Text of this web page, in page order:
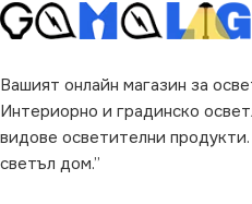
за Стена за Стълби
Вашият онлайн магазин за
Интериорно и градинско
видове осветителни
светъл дом.”